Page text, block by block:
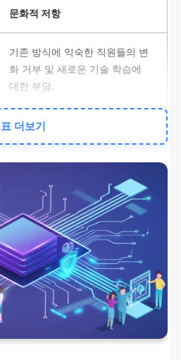
문화적 저항
기존 방식에 익숙한 직원들의 변
화 거부 및 새로운 기술 학습에
대한 부담.
경영진의 강력하고 지속적인 지
지 표명, 명확한 비전 공유,참여
기술 부채 증가
오래된 시스템(레거시)을 무리
하게 확장하거나 임시방편으로
해결하려 할 때 발생하는 비용
및 시간 낭비.
표 더보기